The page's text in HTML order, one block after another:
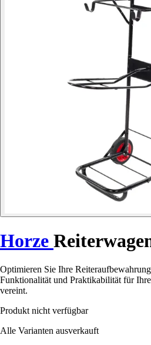
Horze
Optimieren Sie Ihre
Funktionalität und Praktikabilität für
vereint.
Produkt nicht verfügbar
Alle Varianten ausverkauft